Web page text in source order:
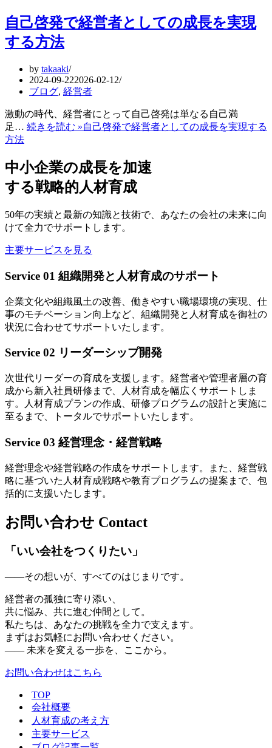
自己啓発で経営者としての成長を実現
する方法
by takaaki
2024-09-222026-02-12
ブログ, 経営者
激動の時代、経営者にとって自己啓発は単なる自己満
足… 続きを読む »自己啓発で経営者としての成長を実現する
方法
中小企業の成長を加速
する戦略的人材育成
50年の実績と最新の知識と技術で、あなたの会社の未来に向
けて全力でサポートします。
主要サービスを見る
Service 01 組織開発と人材育成のサポート
企業文化や組織風土の改善、働きやすい職場環境の実現、仕
事のモチベーション向上など、組織開発と人材育成を御社の
状況に合わせてサポートいたします。
Service 02 リーダーシップ開発
次世代リーダーの育成を支援します。経営者や管理者層の育
成から新入社員研修まで、人材育成を幅広くサポートしま
す。人材育成プランの作成、研修プログラムの設計と実施に
至るまで、トータルでサポートいたします。
Service 03 経営理念・経営戦略
経営理念や経営戦略の作成をサポートします。また、経営戦
略に基づいた人材育成戦略や教育プログラムの提案まで、包
括的に支援いたします。
お問い合わせ Contact
「いい会社をつくりたい」
——その想いが、すべてのはじまりです。
経営者の孤独に寄り添い、
共に悩み、共に進む仲間として。
私たちは、あなたの挑戦を全力で支えます。
まずはお気軽にお問い合わせください。
—— 未来を変える一歩を、ここから。
お問い合わせはこちら
TOP
会社概要
人材育成の考え方
主要サービス